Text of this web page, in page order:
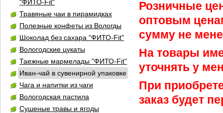
"ФИТО-Fit"
Травяные чаи в пирамидках
Полезные конфеты из Вологды
Шоколад без сахара "ФИТО-Fit"
Вологодские цукаты
Таежные мармелады "ФИТО-Fit"
Иван-чай в сувенирной упаковке
Чага и напитки из чаги
Вологодская пастила
Сушеные травы и ягоды
Розничные
оптовым
сумму не
На товары
уточнять у
При
заказ будет